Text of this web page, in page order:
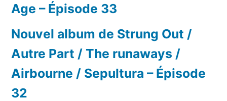
Age – Épisode 33
Nouvel album de Strung Out /
Autre Part / The runaways /
Airbourne / Sepultura – Épisode
32